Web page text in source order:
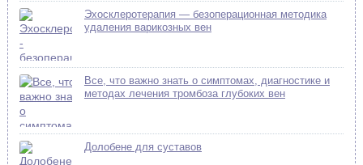
Эхосклеротерапия — безоперационная методика
удаления варикозных вен
Все, что важно знать о симптомах, диагностике и
методах лечения тромбоза глубоких вен
Долобене для суставов